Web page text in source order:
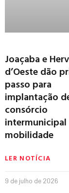
Joaçaba e
d’Oeste dão
passo para
implantação
consórcio
intermunicipal
mobilidade
LER NOTÍCIA
9 de julho de 2026